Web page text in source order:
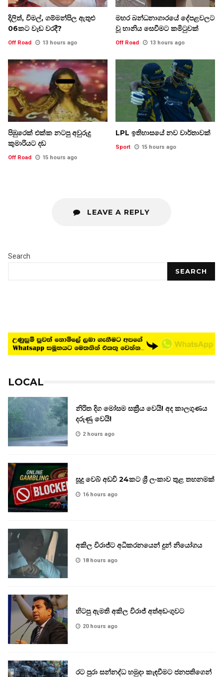
දිලිත්, විමල්, ගම්මන්පිල ඇතුළු
06කට වැඩ වරදී?
Off Road 13 hours ago
මහර බන්ධනාගාරයේ දේපළවලට
වූ හානිය සෙවීමට කමිටුවක්
Off Road 13 hours ago
පිඹුරෙක් එක්ක නටපු අවුරුදු
කුමාරියට දඩ
Off Road 15 hours ago
LPL ඉතිහාසයේ නව වාර්තාවක්
Sport 15 hours ago
LEAVE A REPLY
Search
SEARCH
LOCAL
නිරිත දිග මෝසම සක්‍රීය වෙයි! අද කාලගුණය
දරුණු වෙයි!
2 hours ago
සූදු වෙබ් අඩවි 24කට ශ්‍රී ලංකාව තුළ තහනමක්
16 hours ago
අකිල විරාජ්ට අධිකරනයෙන් දුන් නියෝගය
18 hours ago
හිටපු ඇමති අකිල විරාජ් අත්අඩංගුවට
20 hours ago
රට පුරා සන්නද්ධ හමුදා කැඳවීමට ජනපතිගෙන්